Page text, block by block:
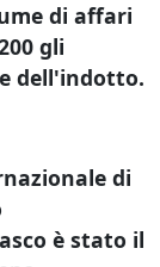
di affari
gli
dell'indotto.
di
è stato il